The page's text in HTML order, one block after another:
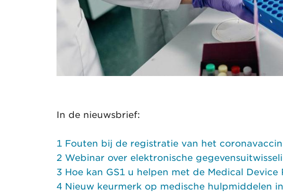
In de nieuwsbrief:
1 Fouten bij de registratie van het
2 Webinar over elektronische
3 Hoe kan GS1 u helpen met de Medical Device
4 Nieuw keurmerk op medische hulpmiddelen